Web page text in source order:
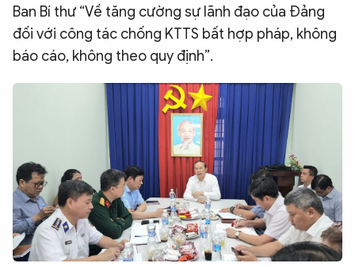
Ban Bí thư “Về tăng cường sự lãnh đạo của Đảng
đối với công tác chống KTTS bất hợp pháp, không
báo cáo, không theo quy định”.